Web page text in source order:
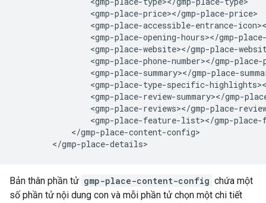
                <gmp-place-price></gmp-place-price>
<gmp-place-accessible-entrance-
<gmp-place-opening-hours></gmp-
<gmp-place-website></gmp-place-
<gmp-place-phone-number></gmp-
<gmp-place-summary></gmp-place-
<gmp-place-type-specific-
<gmp-place-review-summary></gmp-
<gmp-place-reviews></gmp-place-
<gmp-place-feature-list></gmp-place-
            </gmp-place-content-config>
        </gmp-place-details>
Bản thân phần tử gmp-place-content-config chứa một
số phần tử nội dung con và mỗi phần tử chọn một chi tiết